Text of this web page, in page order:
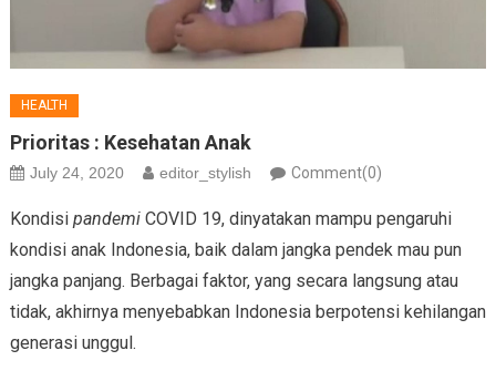
HEALTH
Prioritas : Kesehatan Anak
July 24, 2020 editor_stylish Comment(0)
Kondisi pandemi COVID 19, dinyatakan mampu pengaruhi
kondisi anak Indonesia, baik dalam jangka pendek mau pun
jangka panjang. Berbagai faktor, yang secara langsung atau
tidak, akhirnya menyebabkan Indonesia berpotensi kehilangan
generasi unggul.